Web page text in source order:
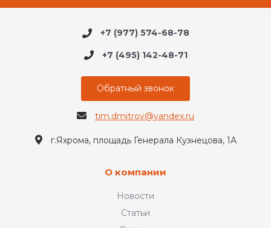
+7 (977) 574-68-78
+7 (495) 142-48-71
Обратный звонок
tim.dmitrov@yandex.ru
г.Яхрома, площадь Генерала Кузнецова, 1А
О компании
Новости
Статьи